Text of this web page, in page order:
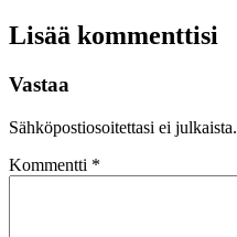
Lisää kommenttisi
Vastaa
Sähköpostiosoitettasi ei julkaista.
Kommentti *